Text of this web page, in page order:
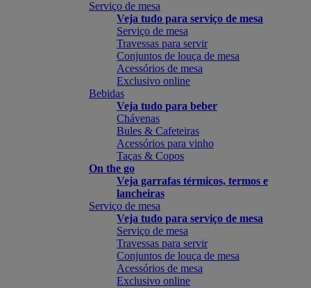
Serviço de mesa
Veja tudo para serviço de mesa
Serviço de mesa
Travessas para servir
Conjuntos de louça de mesa
Acessórios de mesa
Exclusivo online
Bebidas
Veja tudo para beber
Chávenas
Bules & Cafeteiras
Acessórios para vinho
Taças & Copos
On the go
Veja garrafas térmicos, termos e
lancheiras
Serviço de mesa
Veja tudo para serviço de mesa
Serviço de mesa
Travessas para servir
Conjuntos de louça de mesa
Acessórios de mesa
Exclusivo online